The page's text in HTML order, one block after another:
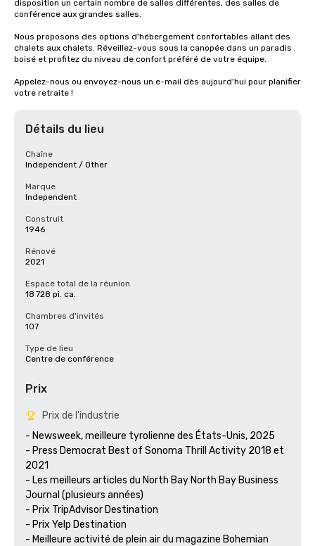
disposition un certain nombre de salles différentes, des salles de
conférence aux grandes salles.
Nous proposons des options d'hébergement confortables allant des
chalets aux chalets. Réveillez-vous sous la canopée dans un paradis
boisé et profitez du niveau de confort préféré de votre équipe.
Appelez-nous ou envoyez-nous un e-mail dès aujourd'hui pour planifier
votre retraite !
Détails du lieu
Chaîne
Independent / Other
Marque
Independent
Construit
1946
Rénové
2021
Espace total de la réunion
18 728 pi. ca.
Chambres d'invités
107
Type de lieu
Centre de conférence
Prix
Prix de l'industrie
- Newsweek, meilleure tyrolienne des États-Unis, 2025
- Press Democrat Best of Sonoma Thrill Activity 2018 et
2021
- Les meilleurs articles du North Bay North Bay Business
Journal (plusieurs années)
- Prix TripAdvisor Destination
- Prix Yelp Destination
- Meilleure activité de plein air du magazine Bohemian